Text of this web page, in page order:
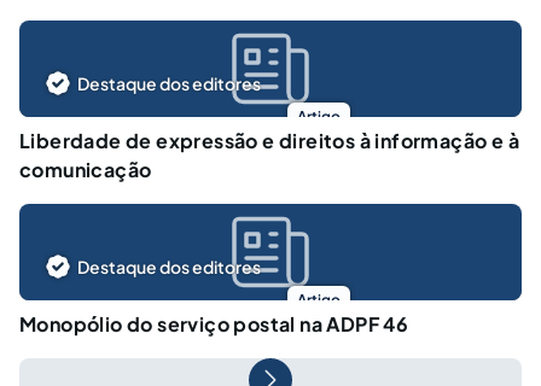
Artigo
Destaque dos editores
Liberdade de expressão e direitos à informação e à
comunicação
Artigo
Destaque dos editores
Monopólio do serviço postal na ADPF 46